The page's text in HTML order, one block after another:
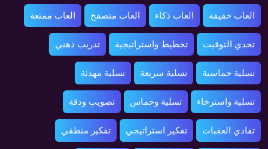
العاب خفيفة العاب ذكاء العاب متصفح العاب ممتعة
تحدي التوقيت تخطيط واستراتيجية تدريب ذهني
تسلية حماسية تسلية سريعة تسلية مهدئة
تسلية واسترخاء تسلية وحماس تصويب ودقة
تفادي العقبات تفكير استراتيجي تفكير منطقي